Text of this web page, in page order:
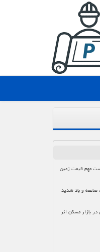
مهم قیمت زمین
صاعقه و باد شدید
در بازار مسکن اثر